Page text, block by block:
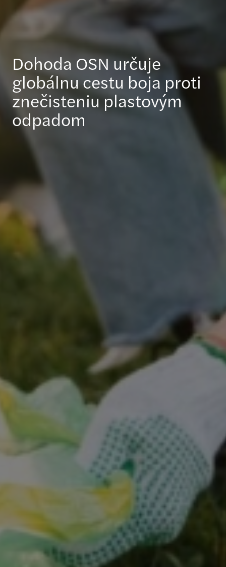
Dohoda OSN určuje
globálnu cestu boja proti
znečisteniu plastovým
odpadom